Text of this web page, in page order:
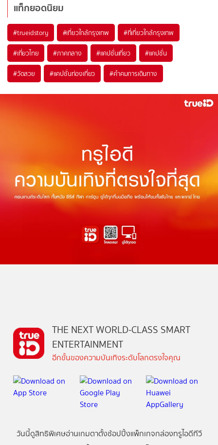
แท็กยอดนิยม
#trueidstory #เที่ยวใกล้กรุงเทพ #ที่เที่ยวใกล้กรุงเทพ
#เที่ยวไทย #ภาคกลาง #แคปชั่นเที่ยว #แคปชั่น
#วัดสวย #แคปชั่นท่องเที่ยว #คำคมการเดินทาง
THE NEXT WORLD-CLASS SMART
ENTERTAINMENT
อีกขั้นของความบันเทิงระดับโลกตรงใจคุณ
วันนี้ดูสิทธิพิเศษอ่านเกมตาตั้งช้อปปิ้งแพ็กเกจกล่องทรูไอดีทีวี